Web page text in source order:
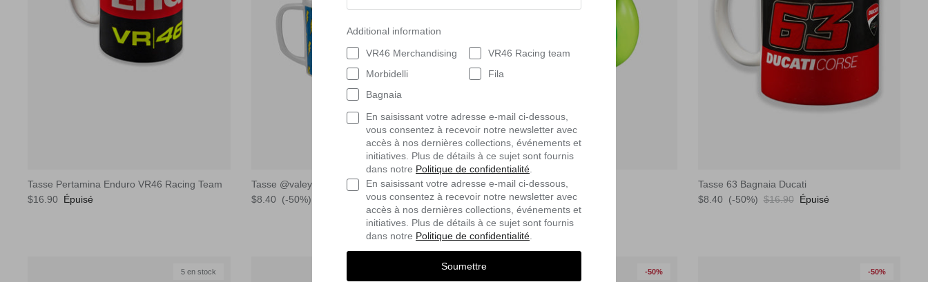
Tasse Pertamina Enduro VR46 Racing Team
$16.90
Épuisé
Tasse @valeyellow46 Baby
$8.40
(-50%) Offre
Tarta Money Box 46
$15.30 (-30%) $21.90
Tasse 63 Bagnaia Ducati
$8.40
(-50%) $16.90 Épuisé
5 en stock -50% -50%
Additional information
VR46 Merchandising
Morbidelli
Bagnaia
VR46 Racing team
Fila
En saisissant votre adresse e-mail ci-dessous,
vous consentez à recevoir notre newsletter avec
accès à nos dernières collections, événements et
initiatives. Plus de détails à ce sujet sont fournis
dans notre Politique de confidentialité
En saisissant votre adresse e-mail ci-dessous,
vous consentez à recevoir notre newsletter avec
accès à nos dernières collections, événements et
initiatives. Plus de détails à ce sujet sont fournis
dans notre Politique de confidentialité
Soumettre